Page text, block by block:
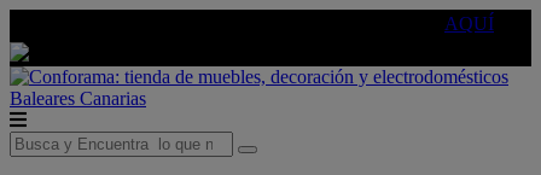
AQUÍ
Baleares Canarias